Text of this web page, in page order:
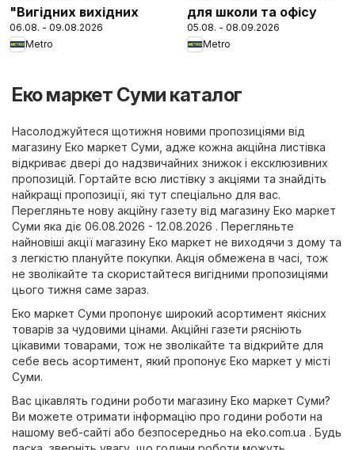
"Вигідних вихідних
06.08. - 09.08.2026
Metro
для школи та офісу
05.08. - 08.09.2026
Metro
Еко маркет Суми каталог
Насолоджуйтеся щотижня новими пропозиціями від
магазину Еко маркет Суми, адже кожна акційна листівка
відкриває двері до надзвичайних знижок і ексклюзивних
пропозицій. Гортайте всю листівку з акціями та знайдіть
найкращі пропозиції, які тут спеціально для вас.
Перегляньте нову акційну газету від магазину Еко маркет
Суми яка діє 06.08.2026 - 12.08.2026 . Перегляньте
найновіші акції магазину Еко маркет не виходячи з дому та
з легкістю плануйте покупки. Акція обмежена в часі, тож
не зволікайте та скористайтеся вигідними пропозиціями
цього тижня саме зараз.
Еко маркет Суми пропонує широкий асортимент якісних
товарів за чудовими цінами. Акційні газети рясніють
цікавими товарами, тож не зволікайте та відкрийте для
себе весь асортимент, який пропонує Еко маркет у місті
Суми.
Вас цікавлять години роботи магазину Еко маркет Суми?
Ви можете отримати інформацію про години роботи на
нашому веб-сайті або безпосередньо на eko.com.ua . Будь